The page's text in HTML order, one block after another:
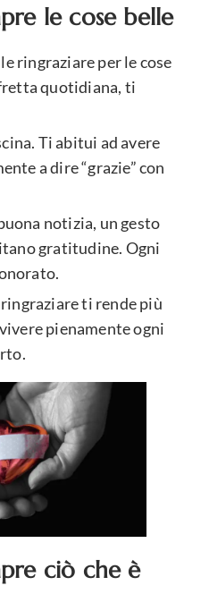
le cose belle
ringraziare per le cose
quotidiana, ti
Ti abitui ad avere
a dire “grazie” con
notizia, un gesto
gratitudine. Ogni
ti rende più
pienamente ogni
ciò che è